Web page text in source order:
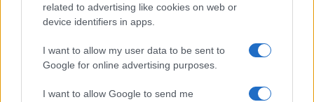
related to advertising like cookies on web or
device identifiers in apps.
I want to allow my user data to be sent to
Google for online advertising purposes.
I want to allow Google to send me
Inviaci le tue segnalazioni,
i tuoi video e le tue foto
Su WhatsApp al numero +39
345 356 7512